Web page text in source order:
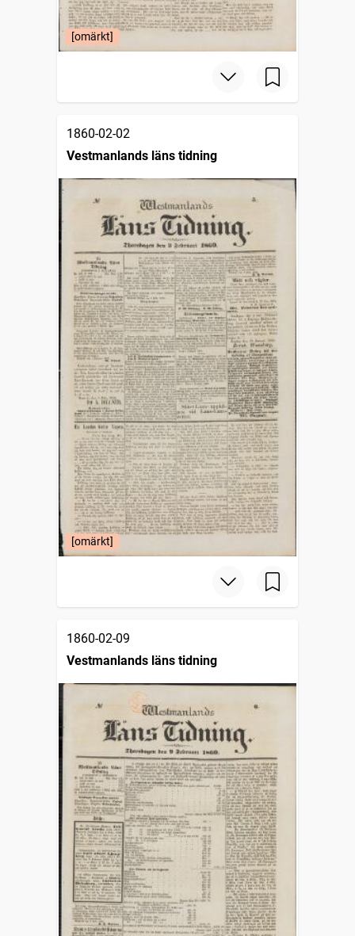
[omärkt]
1860-02-02
Vestmanlands läns tidning
[omärkt]
1860-02-09
Vestmanlands läns tidning